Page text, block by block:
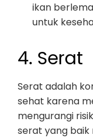
ikan
untuk
4. Serat
Serat adalah
sehat karena
mengurangi
serat yang baik